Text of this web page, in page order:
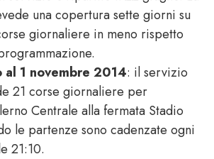
una copertura sette giorni su
giornaliere in meno rispetto
1 novembre 2014: il servizio
21 corse giornaliere per
Centrale alla fermata Stadio
le partenze sono cadenzate ogni
21:10.